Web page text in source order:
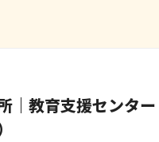
｜教育支援センタ